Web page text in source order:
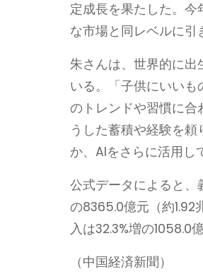
定成長を果たした。
な市場と同レベルに引
朱さんは、世界的に
いる。「子供にいい
のトレンドや習慣に合
うした蓄積や経験を
か、AIをさらに活用し
公式データによると
の8365.0億元（約1.92
入は32.3%増の1058.0
（中国経済新聞）